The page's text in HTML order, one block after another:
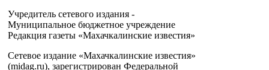
Учредитель сетевого издания -
Муниципальное бюджетное учреждение
Редакция газеты «Махачкалинские известия»
Сетевое издание «Махачкалинские известия»
(midag.ru), зарегистрирован Федеральной